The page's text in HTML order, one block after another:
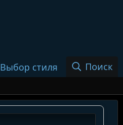
Выбор стиля Поиск